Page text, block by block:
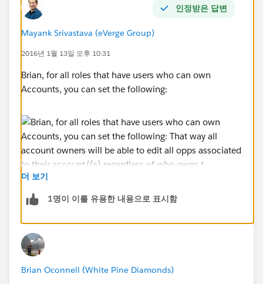
인정받은 답변
Mayank Srivastava (eVerge Group)
2016년 1월 13일 오후 10:31
Brian, for all roles that have users who can own
Accounts, you can set the following:
That way all account owners will be able to edit all
opps associated to their account/(s) regardless of who
더 보기
1명이 이를 유용한 내용으로 표시함
Brian Oconnell (White Pine Diamonds)